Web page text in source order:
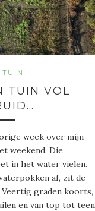
TUIN
TUIN VOL
week over mijn
weekend. Die
in het water vielen.
af, zit de
graden koorts,
en van top tot teen